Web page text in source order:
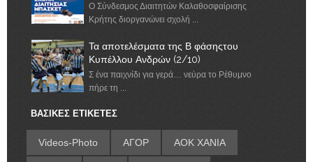
Ο Σύνδεσμος Διαιτητών Καλαθοσφαίρισης
Κρήτης διοργανώνει σχολή ...
Τα αποτελέσματα της Β φάσηςτου
Κυπέλλου Ανδρών (2/10)
Σ ένα παιχνίδι για γερά… νεύρα το Ρέθυμνο
πήρε τη ...
ΒΑΣΙΚΕΣ ΕΤΙΚΕΤΕΣ
Videos-Photo ΑΓΟΡ ΑΟΚ ΧΑΝΙΑ